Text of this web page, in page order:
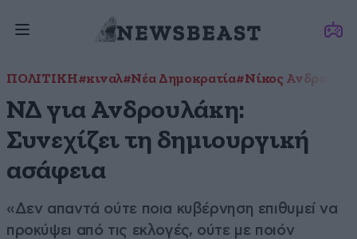
ΠΟΛΙΤΙΚΗ#κιναλ#Νέα Δημοκρατία#Νίκος
ΝΔ για Ανδρουλάκη:
Συνεχίζει τη δημιουργική
ασάφεια
«Δεν απαντά ούτε ποια κυβέρνηση επιθυμεί να
προκύψει από τις εκλογές, ούτε με ποιόν